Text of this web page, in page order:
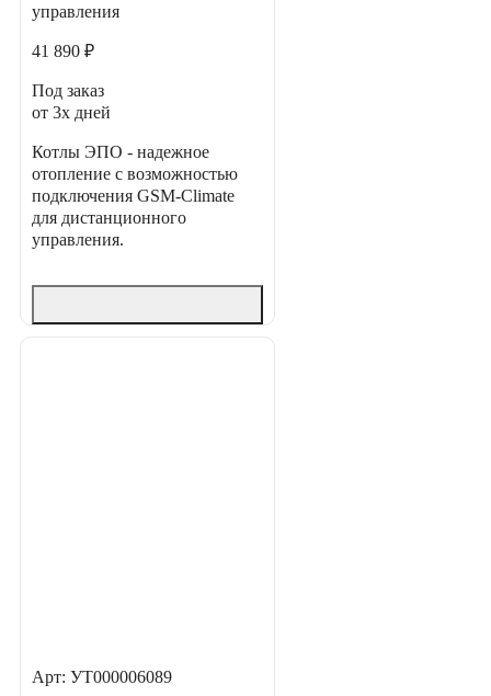
управления
41 890 ₽
Под заказ
от 3х дней
Котлы ЭПО - надежное
отопление с возможностью
подключения GSM-Climate
для дистанционного
управления.
Арт: УТ000006089